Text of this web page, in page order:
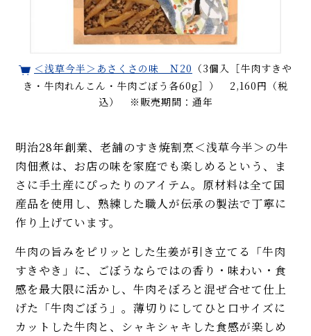
＜浅草今半＞あさくさの味 Ｎ20 （3個入［牛肉すきや
き・牛肉れんこん・牛肉ごぼう各60g］） 2,160円（税
込） ※販売期間：通年
明治28年創業、老舗のすき焼割烹＜浅草今半＞の牛
肉佃煮は、お店の味を家庭でも楽しめるという、ま
さに手土産にぴったりのアイテム。原材料は全て国
産品を使用し、熟練した職人が伝承の製法で丁寧に
作り上げています。
牛肉の旨みをピリッとした生姜が引き立てる「牛肉
すきやき」に、ごぼうならではの香り・味わい・食
感を最大限に活かし、牛肉そぼろと混ぜ合せて仕上
げた「牛肉ごぼう」。薄切りにしてひと口サイズに
カットした牛肉と、シャキシャキした食感が楽しめ